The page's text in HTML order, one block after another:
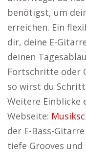
benötigst, um
erreichen. Ein
dir, deine E-
deinen
Fortschritte oder
so wirst du
Weitere Einblicke
Webseite:
der E-Bass-
tiefe Grooves